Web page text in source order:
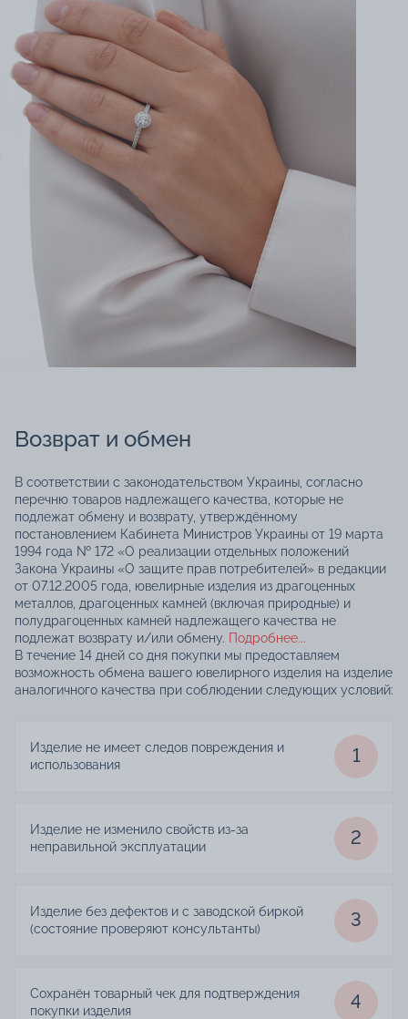
Возврат и обмен
В соответствии с законодательством Украины, согласно
перечню товаров надлежащего качества, которые не
подлежат обмену и возврату, утверждённому
постановлением Кабинета Министров Украины от 19 марта
1994 года № 172 «О реализации отдельных положений
Закона Украины «О защите прав потребителей» в редакции
от 07.12.2005 года, ювелирные изделия из драгоценных
металлов, драгоценных камней (включая природные) и
полудрагоценных камней надлежащего качества не
подлежат возврату и/или обмену. Подробнее...
В течение 14 дней со дня покупки мы предоставляем
возможность обмена вашего ювелирного изделия на изделие
аналогичного качества при соблюдении следующих условий:
Изделие не имеет следов повреждения и
использования
1
Изделие не изменило свойств из-за
неправильной эксплуатации
2
Изделие без дефектов и с заводской биркой
(состояние проверяют консультанты)
3
Сохранён товарный чек для подтверждения
покупки изделия
4